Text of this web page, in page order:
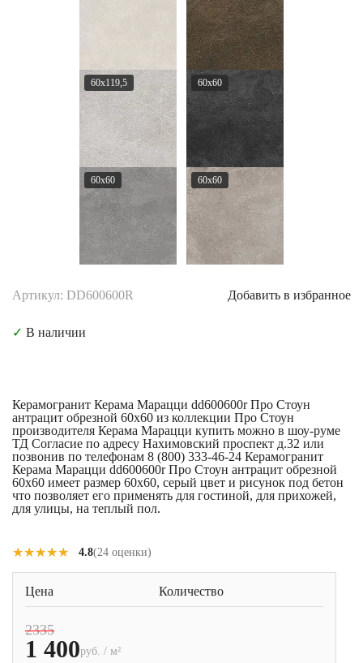
60x119,5 60x60
60x60 60x60
Артикул: DD600600R Добавить в избранное
✓ В наличии
Керамогранит Керама Марацци dd600600r Про Стоун
антрацит обрезной 60x60 из коллекции Про Стоун
производителя Керама Марацци купить можно в шоу-руме
ТД Согласие по адресу Нахимовский проспект д.32 или
позвонив по телефонам 8 (800) 333-46-24 Керамогранит
Керама Марацци dd600600r Про Стоун антрацит обрезной
60x60 имеет размер 60x60, серый цвет и рисунок под бетон
что позволяет его применять для гостиной, для прихожей,
для улицы, на теплый пол.
★★★★★
★★★★★ 4.8(24 оценки)
Цена Количество
2335
1 400руб. / м²